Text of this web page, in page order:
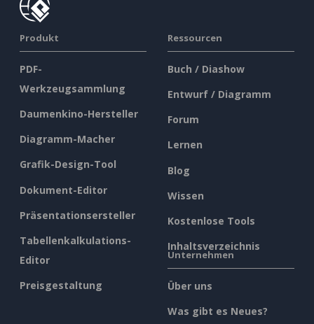
Produkt
PDF-
Werkzeugsammlung
Daumenkino-Hersteller
Diagramm-Macher
Grafik-Design-Tool
Dokument-Editor
Präsentationsersteller
Tabellenkalkulations-
Editor
Preisgestaltung
Ressourcen
Buch / Diashow
Entwurf / Diagramm
Forum
Lernen
Blog
Wissen
Kostenlose Tools
Inhaltsverzeichnis
Unternehmen
Über uns
Was gibt es Neues?